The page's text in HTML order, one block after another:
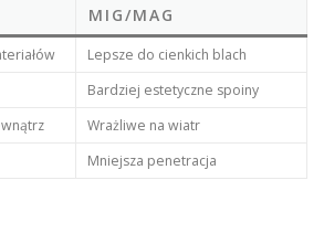
MIG/MAG
Lepsze do cienkich blach
Bardziej estetyczne spoiny
Wrażliwe na wiatr
Mniejsza penetracja